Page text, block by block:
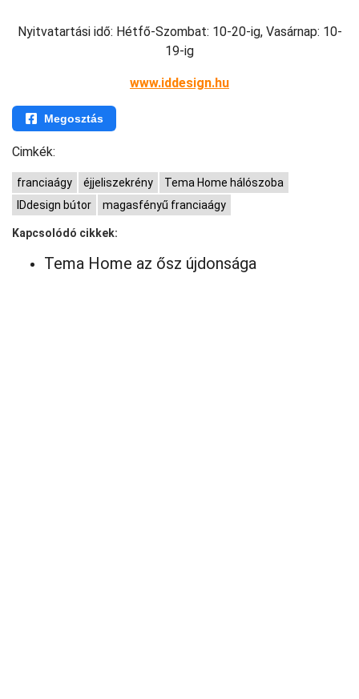
Nyitvatartási idő: Hétfő-Szombat: 10-20-ig, Vasárnap: 10-
19-ig
www.iddesign.hu
Megosztás
Cimkék:
franciaágy éjjeliszekrény
Tema Home hálószoba
IDdesign bútor
magasfényű franciaágy
Kapcsolódó cikkek:
Tema Home az ősz újdonsága